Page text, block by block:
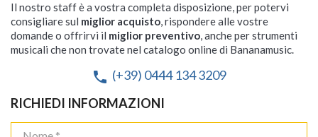
Il nostro staff è a vostra completa disposizione, per potervi
consigliare sul miglior acquisto, rispondere alle vostre
domande o offrirvi il miglior preventivo, anche per strumenti
musicali che non trovate nel catalogo online di Bananamusic.
phone (+39) 0444 134 3209
RICHIEDI INFORMAZIONI